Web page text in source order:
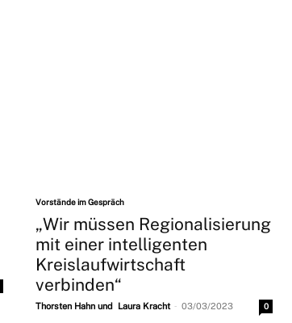
Vorstände im Gespräch
„Wir müssen Regionalisierung
mit einer intelligenten
Kreislaufwirtschaft
verbinden“
Thorsten Hahn und Laura Kracht - 03/03/2023 0